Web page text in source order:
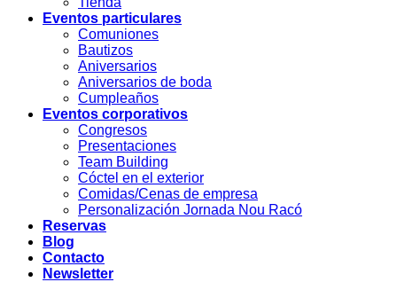
Eventos particulares
Comuniones
Bautizos
Aniversarios
Aniversarios de boda
Cumpleaños
Eventos corporativos
Congresos
Presentaciones
Team Building
Cóctel en el exterior
Comidas/Cenas de empresa
Personalización Jornada Nou Racó
Reservas
Blog
Contacto
Newsletter